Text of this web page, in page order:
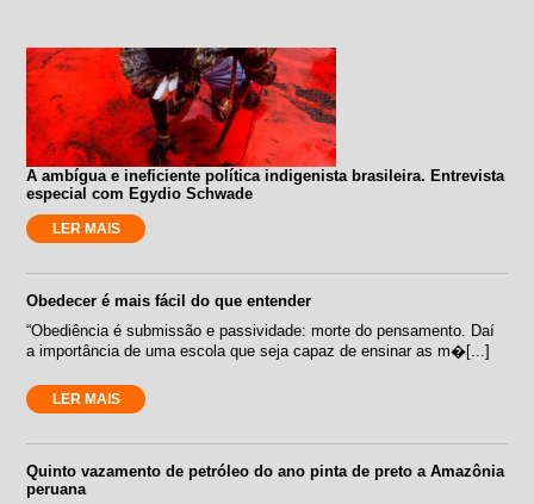
A ambígua e ineficiente política indigenista brasileira. Entrevista
especial com Egydio Schwade
LER MAIS
Obedecer é mais fácil do que entender
“Obediência é submissão e passividade: morte do pensamento. Daí
a importância de uma escola que seja capaz de ensinar as m�[...]
LER MAIS
Quinto vazamento de petróleo do ano pinta de preto a Amazônia
peruana